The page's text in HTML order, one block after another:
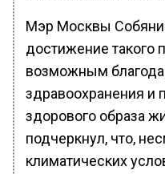
Мэр Москвы
достижение такого
возможным
здравоохранения и
здорового образа
подчеркнул, что,
климатических